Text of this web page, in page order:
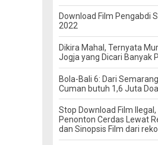
Download Film Pengabdi
2022
Dikira Mahal, Ternyata
Jogja yang Dicari Banyak
Bola-Bali 6: Dari
Cuman butuh 1,6 Juta
Stop Download Film
Penonton Cerdas Lewat
dan Sinopsis Film dari